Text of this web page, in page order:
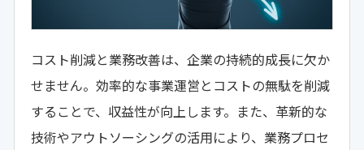
コスト削減と業務改善は、企業の持続的成長に欠か
せません。効率的な事業運営とコストの無駄を削減
することで、収益性が向上します。また、革新的な
技術やアウトソーシングの活用により、業務プロセ